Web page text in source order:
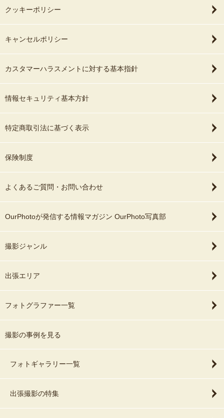
クッキーポリシー
キャンセルポリシー
カスタマーハラスメントに対する基本指針
情報セキュリティ基本方針
特定商取引法に基づく表示
保険制度
よくあるご質問・お問い合わせ
OurPhotoが発信する情報マガジン OurPhoto写真部
撮影ジャンル
出張エリア
フォトグラファー一覧
撮影の事例を見る
フォトギャラリー一覧
出張撮影の特集